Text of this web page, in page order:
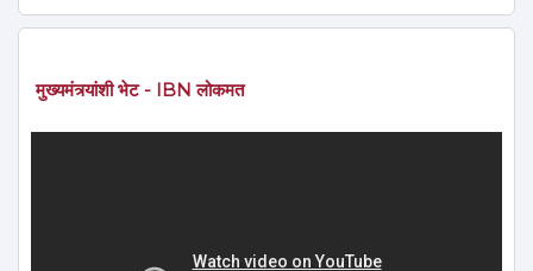
मुख्यमंत्र्यांशी भेट - IBN लोकमत